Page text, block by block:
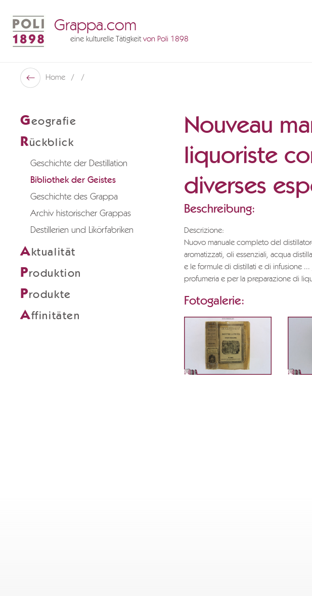
Grappa.com
eine kulturelle Tätigkeitvon Poli 1898
Zurück
Home
Geografie
Rückblick
Geschichte der Destillation
Bibliothek der Geistes
Geschichte des Grappa
Archiv historischer Grappas
Destillerien und Likörfabriken
A ktualität
Produktion
Produkte
Affinitäten
Nouveau
liquoriste
diverses
Beschreibung:
Descrizione:
Nuovo manuale completo del
aromatizzati, oli essenziali, acqua
e le formule di distillati e di infusione
profumeria e per la preparazione di
Fotogalerie: